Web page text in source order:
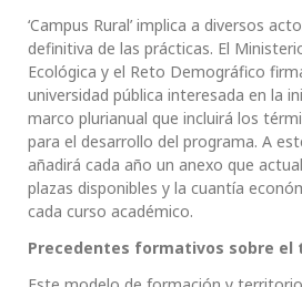
‘Campus Rural’ implica a diversos
definitiva de las prácticas. El
Ecológica y el Reto Demográfico
universidad pública interesada en la
marco plurianual que incluirá los
para el desarrollo del programa. A
añadirá cada año un anexo que
plazas disponibles y la cuantía
cada curso académico.
Precedentes formativos sobre